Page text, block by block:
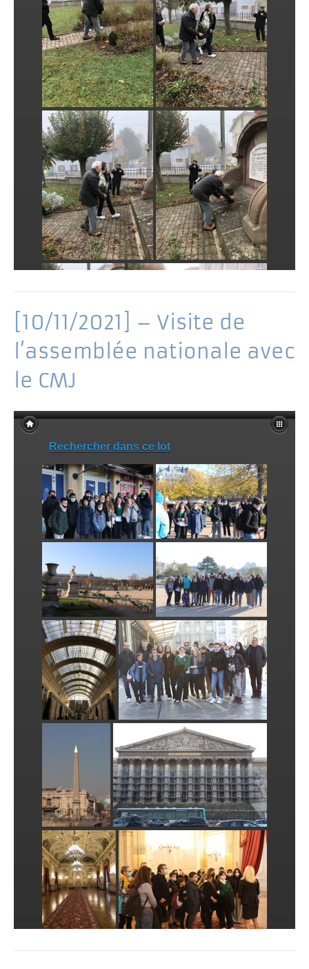
[10/11/2021] – Visite de
l’assemblée nationale avec
le CMJ